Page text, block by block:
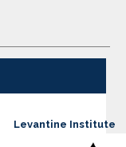
Levantine Institute